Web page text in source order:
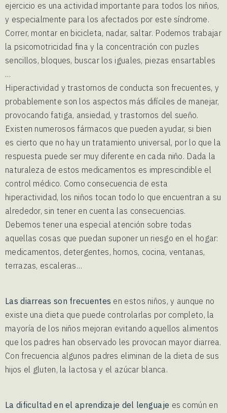
ejercicio es una actividad importante para todos los niños,
y especialmente para los afectados por este síndrome.
Correr, montar en bicicleta, nadar, saltar. Podemos trabajar
la psicomotricidad fina y la concentración con puzles
sencillos, bloques, buscar los iguales, piezas ensartables
…
Hiperactividad y trastornos de conducta son frecuentes, y
probablemente son los aspectos más difíciles de manejar,
provocando fatiga, ansiedad, y trastornos del sueño.
Existen numerosos fármacos que pueden ayudar, si bien
es cierto que no hay un tratamiento universal, por lo que la
respuesta puede ser muy diferente en cada niño. Dada la
naturaleza de estos medicamentos es imprescindible el
control médico. Como consecuencia de esta
hiperactividad, los niños tocan todo lo que encuentran a su
alrededor, sin tener en cuenta las consecuencias.
Debemos tener una especial atención sobre todas
aquellas cosas que puedan suponer un riesgo en el hogar:
medicamentos, detergentes, hornos, cocina, ventanas,
terrazas, escaleras…
Las diarreas son frecuentes en estos niños, y aunque no
existe una dieta que puede controlarlas por completo, la
mayoría de los niños mejoran evitando aquellos alimentos
que los padres han observado les provocan mayor diarrea.
Con frecuencia algunos padres eliminan de la dieta de sus
hijos el gluten, la lactosa y el azúcar blanca.
La dificultad en el aprendizaje del lenguaje es común en